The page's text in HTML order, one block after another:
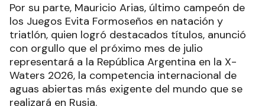
Por su parte, Mauricio Arias, último campeón de
los Juegos Evita Formoseños en natación y
triatlón, quien logró destacados títulos, anunció
con orgullo que el próximo mes de julio
representará a la República Argentina en la X-
Waters 2026, la competencia internacional de
aguas abiertas más exigente del mundo que se
realizará en Rusia.